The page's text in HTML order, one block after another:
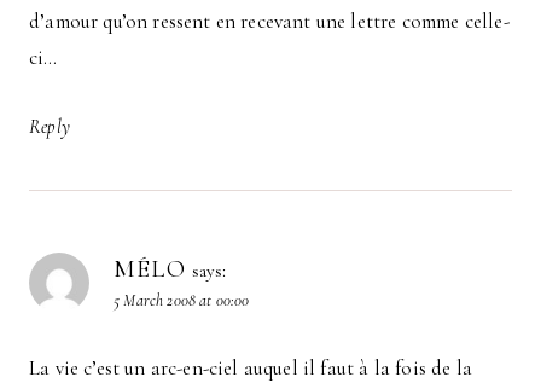
d’amour qu’on ressent en recevant une lettre comme celle-
ci…
Reply
MÉLO says:
5 March 2008 at 00:00
La vie c’est un arc-en-ciel auquel il faut à la fois de la